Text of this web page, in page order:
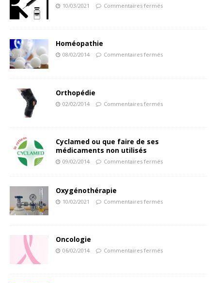
10/03/2021 Commentaires fermés
Homéopathie
08/02/2014 Commentaires fermés
Orthopédie
02/02/2014 Commentaires fermés
Cyclamed ou que faire de ses
médicaments non utilisés
09/02/2014 Commentaires fermés
Oxygénothérapie
10/02/2021 Commentaires fermés
Oncologie
06/02/2014 Commentaires fermés